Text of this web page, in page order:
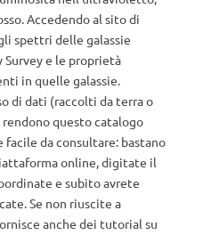
Accedendo al sito di
spettri delle galassie
Survey e le proprietà
in quelle galassie.
di dati (raccolti da terra o
questo catalogo
facile da consultare: bastano
online, digitate il
e subito avrete
Se non riuscite a
anche dei tutorial su